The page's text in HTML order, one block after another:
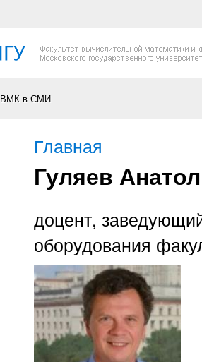
ВМК в СМИ
Вы здесь
Главная
Гуляев
доцент,
оборудования